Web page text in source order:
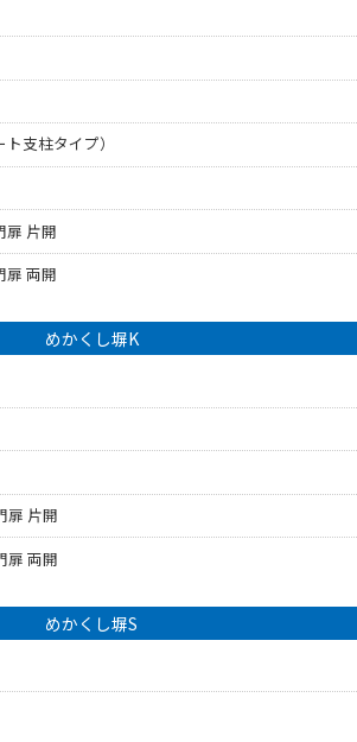
支柱タイプ）
扉 片開
扉 両開
めかくし塀K
扉 片開
扉 両開
めかくし塀S